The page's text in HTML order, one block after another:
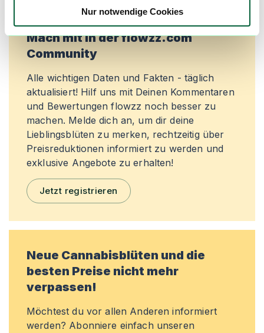
Nur notwendige Cookies
Mach mit in der flowzz.com
Community
Alle wichtigen Daten und Fakten - täglich
aktualisiert! Hilf uns mit Deinen Kommentaren
und Bewertungen flowzz noch besser zu
machen. Melde dich an, um dir deine
Lieblingsblüten zu merken, rechtzeitig über
Preisreduktionen informiert zu werden und
exklusive Angebote zu erhalten!
Jetzt registrieren
Neue Cannabisblüten und die
besten Preise nicht mehr
verpassen!
Möchtest du vor allen Anderen informiert
werden? Abonniere einfach unseren